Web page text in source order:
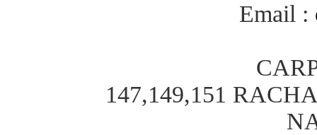
Email :
147,149,151